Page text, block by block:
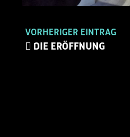
VORHERIGER EINTRAG
DIE ERÖFFNUNG